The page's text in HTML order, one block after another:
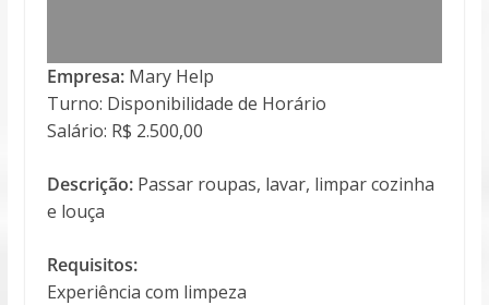
Empresa:Mary Help
Turno: Disponibilidade de Horário
Salário: R$ 2.500,00
Descrição:Passar roupas, lavar, limpar cozinha
e louça
Requisitos:
Experiência com limpeza